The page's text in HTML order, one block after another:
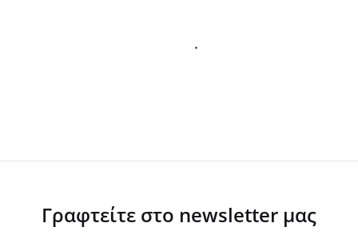
.
Γραφτείτε στο newsletter μας